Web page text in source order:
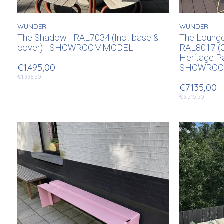
WÜNDER
The Shadow - RAL7034 (Incl. base &
cover) - SHOWROOMMODEL
€1.495,00
€1.996,50
WÜNDER
The
RAL8017
Heritage
€7.135,00
€9.515,50